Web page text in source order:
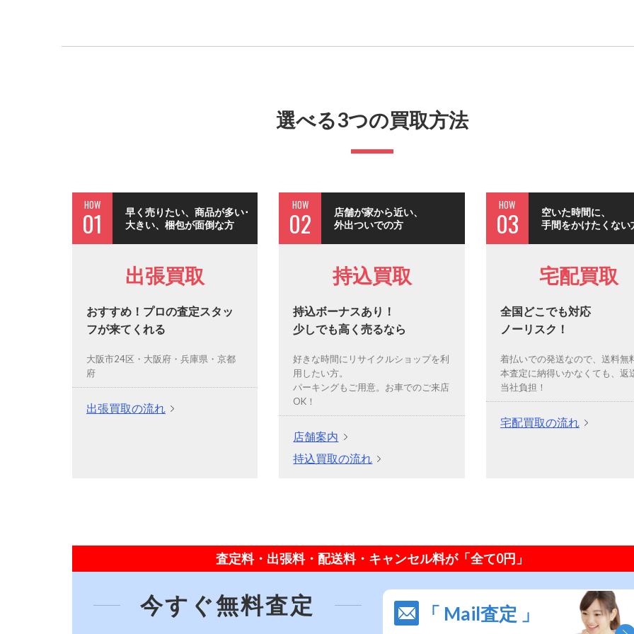
選べる3つの買取方法
HOW
01
早く売りたい、商品が多い･
大きい、梱包が面倒な方
出張買取
おすすめ！プロの査定スタッ
フが来てくれる
大阪市24区・大阪府・兵庫県・京都
府
出張買取の流れ
HOW
02
店舗が家から近い、
外出ついでの方
持込買取
持込ボーナスあり！
少しでも高く売るなら
好きな時間にリサイクルショップを利
用したい方。
パーキングもご用意。お車でのご来店
OK！
店舗案内
持込買取の流れ
HOW
03
空いた時間に、
手間をかけたくない
宅配買取
全国どこでも対応
ノーリスク！
着払いでの発送なので、送料無
本査定に納得いかなくても、返
当社負担！
宅配買取の流れ
査定料・出張料・配送料・キャンセル料が「全て0円」
今すぐ無料査定 「 Mail査定 」